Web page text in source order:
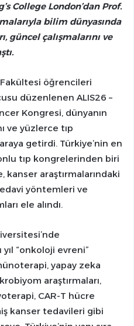
College London’dan Prof.
bilim dünyasında
güncel çalışmalarını ve
Fakültesi öğrencileri
düzenlenen ALIS26 –
Kongresi, dünyanın
ve yüzlerce tıp
getirdi. Türkiye’nin en
tıp kongrelerinden biri
araştırmalarındaki
yöntemleri ve
ele alındı.
“onkoloji evreni”
yapay zeka
araştırmaları,
CAR-T hücre
kanser tedavileri gibi